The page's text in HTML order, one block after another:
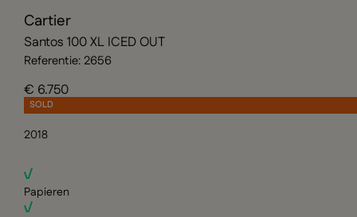
Cartier
Santos 100 XL ICED OUT
Referentie: 2656
€ 6.750
SOLD
2018
Papieren